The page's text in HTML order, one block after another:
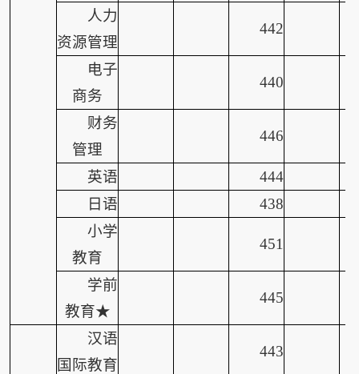
人力
资源管理
442
电子
商务
440
财务
管理
446
英语
444
日语
438
小学
教育
451
学前
教育★
445
汉语
国际教育
443